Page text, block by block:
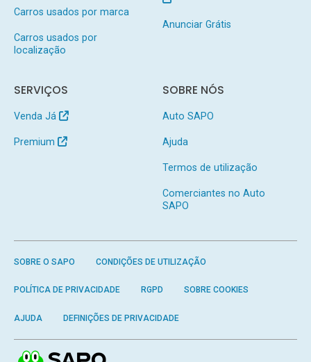
Carros usados por marca
Carros usados por
localização
Anunciar Grátis
SERVIÇOS
Venda Já
Premium
SOBRE NÓS
Auto SAPO
Ajuda
Termos de utilização
Comerciantes no Auto
SAPO
SOBRE O SAPO CONDIÇÕES DE UTILIZAÇÃO
POLÍTICA DE PRIVACIDADE RGPD SOBRE COOKIES
AJUDA DEFINIÇÕES DE PRIVACIDADE